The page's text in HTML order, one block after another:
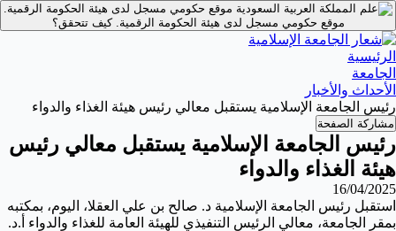
موقع حكومي مسجل لدى هيئة الحكومة الرقمية.
موقع حكومي مسجل لدى هيئة الحكومة الرقمية.كيف تتحقق؟
الرئيسية
الجامعة
الأحداث والأخبار
رئيس الجامعة الإسلامية يستقبل معالي رئيس هيئة الغذاء والدواء
مشاركة الصفحة
رئيس الجامعة الإسلامية يستقبل معالي رئيس
هيئة الغذاء والدواء
16/04/2025
استقبل رئيس ⁧‫الجامعة الإسلامية‬⁩ د. صالح بن علي العقلا، اليوم، بمكتبه
بمقر الجامعة، معالي الرئيس التنفيذي للهيئة العامة للغذاء والدواء أ.د.